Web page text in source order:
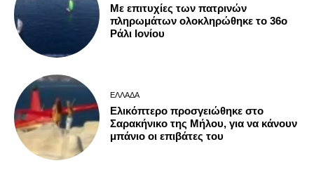
Με επιτυχίες των πατρινών
πληρωμάτων ολοκληρώθηκε το 36ο
Ράλι Ιονίου
ΕΛΛΆΔΑ
Ελικόπτερο προσγειώθηκε στο
Σαρακήνικο της Μήλου, για να κάνουν
μπάνιο οι επιβάτες του